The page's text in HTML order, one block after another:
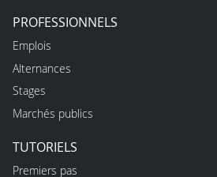
PROFESSIONNELS
Emplois
Alternances
Stages
Marchés publics
TUTORIELS
Premiers pas